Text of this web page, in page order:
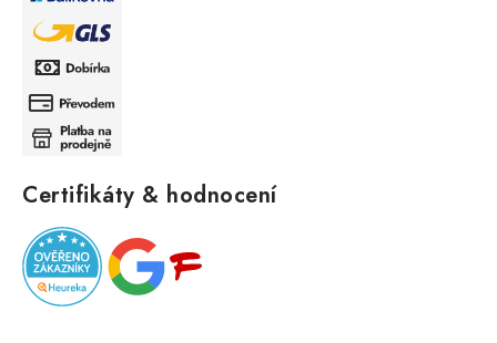
Certifikáty & hodnocení